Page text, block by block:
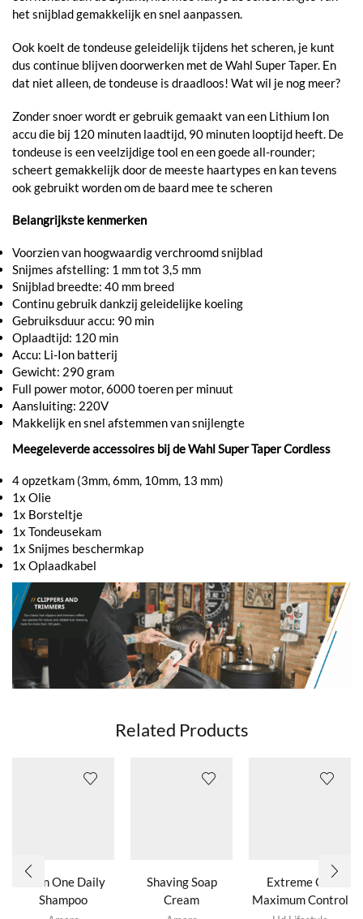
het snijblad gemakkelijk en snel aanpassen.
Ook koelt de tondeuse geleidelijk tijdens het scheren, je kunt
dus continue blijven doorwerken met de Wahl Super Taper. En
dat niet alleen, de tondeuse is draadloos! Wat wil je nog meer?
Zonder snoer wordt er gebruik gemaakt van een Lithium Ion
accu die bij 120 minuten laadtijd, 90 minuten looptijd heeft. De
tondeuse is een veelzijdige tool en een goede all-rounder;
scheert gemakkelijk door de meeste haartypes en kan tevens
ook gebruikt worden om de baard mee te scheren
Belangrijkste kenmerken
Voorzien van hoogwaardig verchroomd snijblad
Snijmes afstelling: 1 mm tot 3,5 mm
Snijblad breedte: 40 mm breed
Continu gebruik dankzij geleidelijke koeling
Gebruiksduur accu: 90 min
Oplaadtijd: 120 min
Accu: Li-Ion batterij
Gewicht: 290 gram
Full power motor, 6000 toeren per minuut
Aansluiting: 220V
Makkelijk en snel afstemmen van snijlengte
Meegeleverde accessoires bij de Wahl Super Taper Cordless
4 opzetkam (3mm, 6mm, 10mm, 13 mm)
1x Olie
1x Borsteltje
1x Tondeusekam
1x Snijmes beschermkap
1x Oplaadkabel
Related Products
All In One Daily
Shampoo
Shaving Soap
Cream
Extreme Gel
Maximum Control